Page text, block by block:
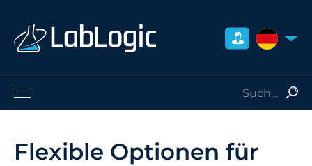
Strahlenschutz
Flexible Optionen für